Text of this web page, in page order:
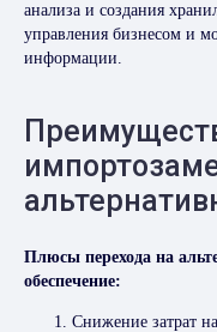
анализа и создания
управления бизнесом и
информации.
Плюсы перехода на
обеспечение:
Снижение затрат